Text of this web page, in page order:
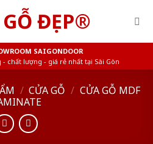
SAIGONDOOR
chất lượng - giá rẻ nhất tại Sài Gòn
/ CỬA GỖ / CỬA GỖ MDF